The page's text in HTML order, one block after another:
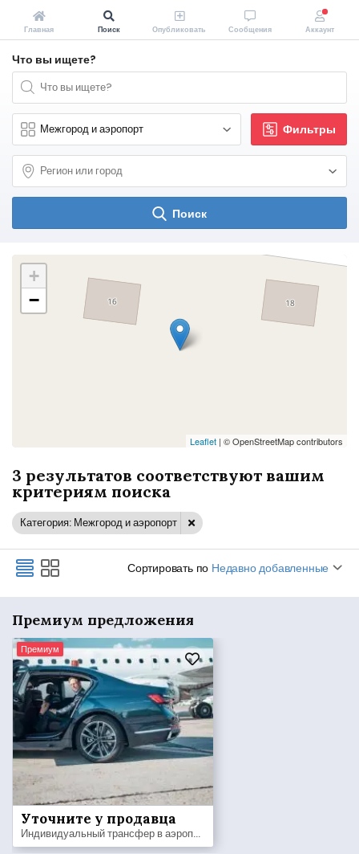
Что вы ищете?
Фильтры
Поиск
+
−
Leaflet | © OpenStreetMap contributors
3 результатов соответствуют вашим
критериям поиска
Категория: Межгород и аэропорт
Сортировать по Недавно добавленные
Премиум предложения
Премиум
Уточните у продавца
Индивидуальный трансфер в аэропорт — комфорт и надёжность!
Главная Поиск Опубликовать Сообщения Аккаунт